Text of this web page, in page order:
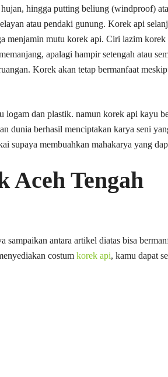
hingga putting beliung (windproof)
atau pendaki gunung. Korek api
menjamin mutu korek api. Ciri lazim korek
apalagi hampir setengah atau
Korek akan tetap bermanfaat
dan plastik. namun korek api kayu
dunia berhasil menciptakan karya seni
supaya membuahkan mahakarya yang
Tengah
antara artikel diatas bisa
costum korek api, kamu dapat